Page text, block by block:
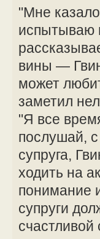
"Мне
испытываю
вины —
может
заметил
"Я все
послушай,
супруга,
ходить на
понимание
супруги